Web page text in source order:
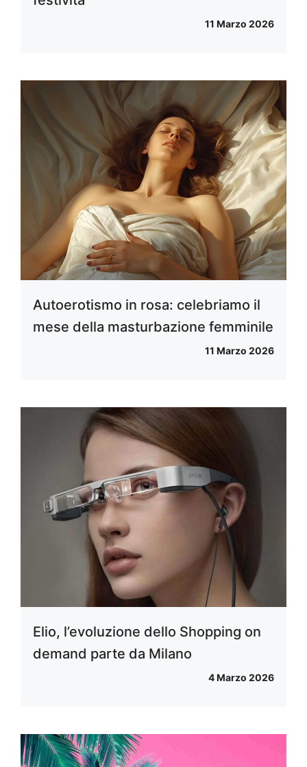
11 Marzo 2026
Autoerotismo in rosa: celebriamo il
mese della masturbazione femminile
11 Marzo 2026
Elio, l’evoluzione dello Shopping on
demand parte da Milano
4 Marzo 2026